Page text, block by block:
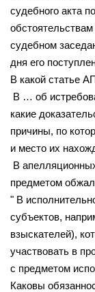
судебного акта
судебном
дня его
В какой статье
В … об
какие
причины, по
и место их
В
предметом
" В
субъектов,
взыскателей),
участвовать в
с предметом
Каковы